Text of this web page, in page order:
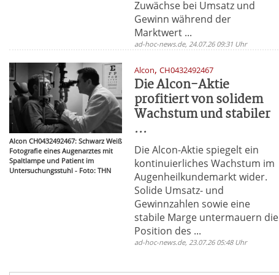
Zuwächse bei Umsatz und
Gewinn während der
Marktwert ...
ad-hoc-news.de, 24.07.26 09:31 Uhr
Alcon CH0432492467: Schwarz Weiß
Fotografie eines Augenarztes mit
Spaltlampe und Patient im
Untersuchungsstuhl - Foto: THN
Alcon,CH0432492467
Die Alcon-Aktie
profitiert von solidem
Wachstum und stabiler
...
Die Alcon-Aktie spiegelt ein
kontinuierliches Wachstum im
Augenheilkundemarkt wider.
Solide Umsatz- und
Gewinnzahlen sowie eine
stabile Marge untermauern die
Position des ...
ad-hoc-news.de, 23.07.26 05:48 Uhr